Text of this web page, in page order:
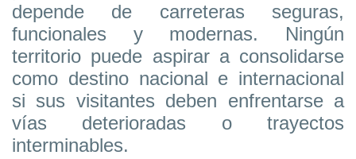
depende de carreteras seguras,
funcionales y modernas. Ningún
territorio puede aspirar a consolidarse
como destino nacional e internacional
si sus visitantes deben enfrentarse a
vías deterioradas o trayectos
interminables.